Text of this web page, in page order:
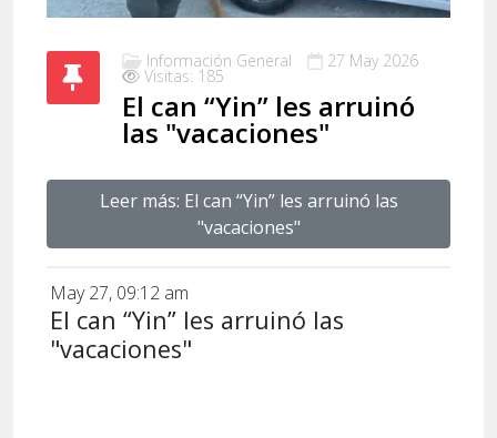
Información General 27 May 2026
Visitas: 185
El can “Yin” les arruinó
las "vacaciones"
Leer más: El can “Yin” les arruinó las
"vacaciones"
May 27, 09:12 am
El can “Yin” les arruinó las
"vacaciones"